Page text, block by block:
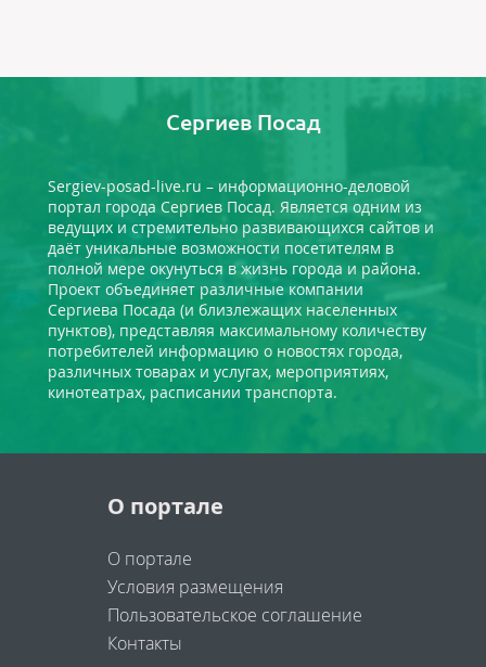
Сергиев Посад
Sergiev-posad-live.ru – информационно-деловой
портал города Сергиев Посад. Является одним из
ведущих и стремительно развивающихся сайтов и
даёт уникальные возможности посетителям в
полной мере окунуться в жизнь города и района.
Проект объединяет различные компании
Сергиева Посада (и близлежащих населенных
пунктов), представляя максимальному количеству
потребителей информацию о новостях города,
различных товарах и услугах, мероприятиях,
кинотеатрах, расписании транспорта.
О портале
О портале
Условия размещения
Пользовательское соглашение
Контакты